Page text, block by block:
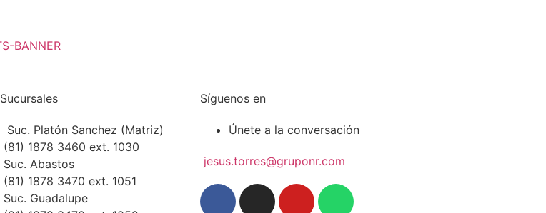
Sucursales
Suc. Platón Sanchez (Matriz)
(81) 1878 3460 ext. 1030
Suc. Abastos
(81) 1878 3470 ext. 1051
Suc. Guadalupe
Síguenos en
Únete a la conversación
jesus.torres@gruponr.com